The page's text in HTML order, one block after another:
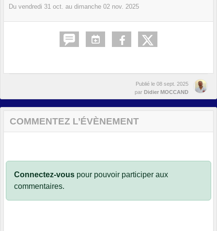
Du vendredi 31 oct. au dimanche 02 nov. 2025
Publié le 08 sept. 2025
par Didier MOCCAND
COMMENTEZ L’ÉVÈNEMENT
Connectez-vous pour pouvoir participer aux
commentaires.